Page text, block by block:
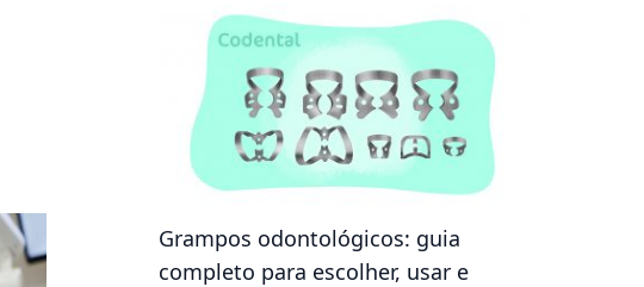
Grampos odontológicos: guia
completo para escolher, usar e